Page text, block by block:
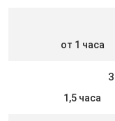
от 1 часа
1,5 часа